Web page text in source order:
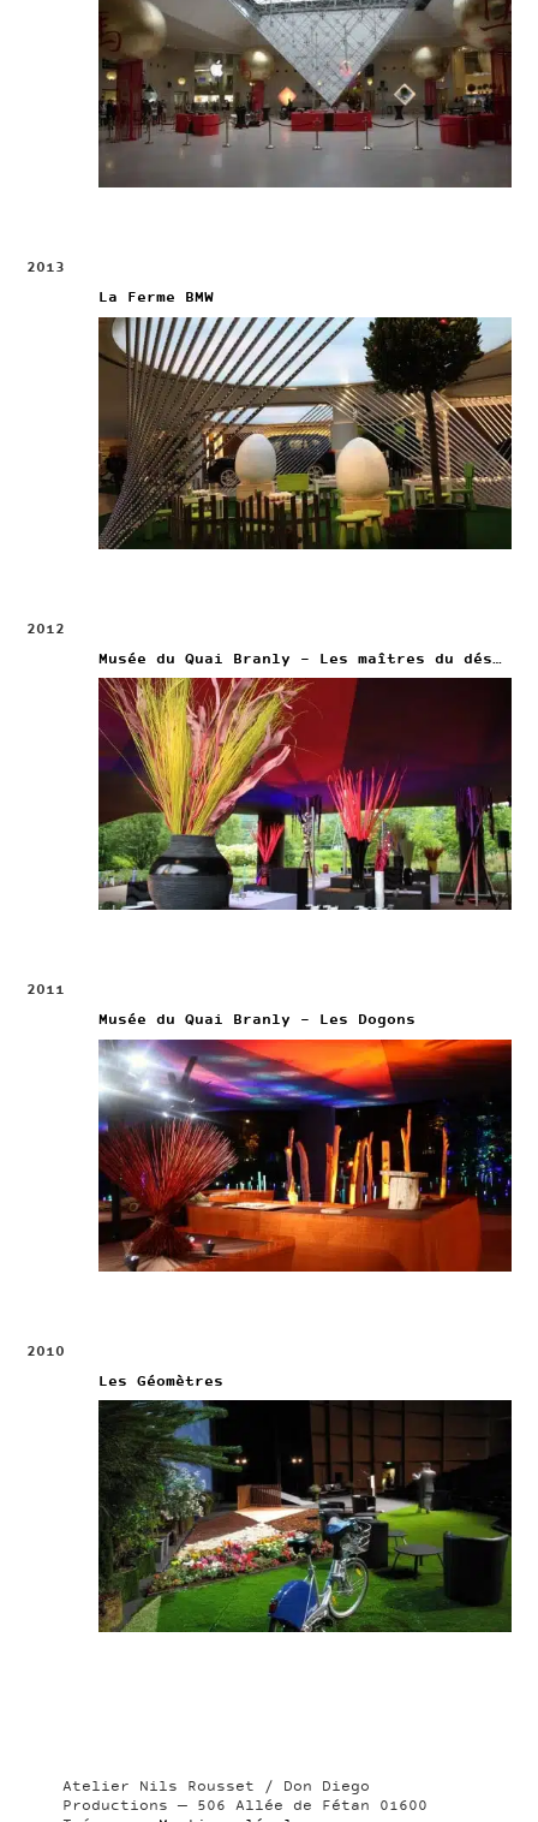
2013
La Ferme BMW
2012
Musée du Quai Branly – Les maîtres du désordre
2011
Musée du Quai Branly – Les Dogons
2010
Les Géomètres
Atelier Nils Rousset / Don Diego
Productions — 506 Allée de Fétan 01600